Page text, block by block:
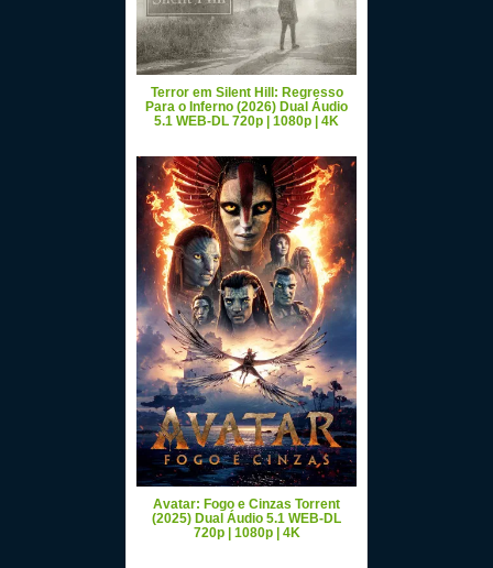
Terror em Silent Hill: Regresso
Para o Inferno (2026) Dual Áudio
5.1 WEB-DL 720p | 1080p | 4K
Avatar: Fogo e Cinzas Torrent
(2025) Dual Áudio 5.1 WEB-DL
720p | 1080p | 4K